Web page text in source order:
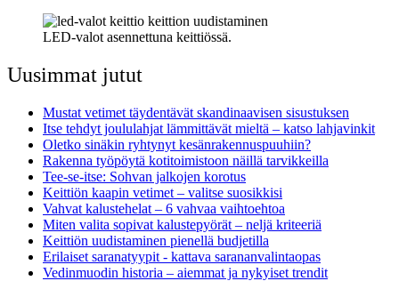
LED-valot asennettuna keittiössä.
Uusimmat jutut
Mustat vetimet täydentävät skandinaavisen sisustuksen
Itse tehdyt joululahjat lämmittävät mieltä – katso lahjavinkit
Oletko sinäkin ryhtynyt kesänrakennuspuuhiin?
Rakenna työpöytä kotitoimistoon näillä tarvikkeilla
Tee-se-itse: Sohvan jalkojen korotus
Keittiön kaapin vetimet – valitse suosikkisi
Vahvat kalustehelat – 6 vahvaa vaihtoehtoa
Miten valita sopivat kalustepyörät – neljä kriteeriä
Keittiön uudistaminen pienellä budjetilla
Erilaiset saranatyypit - kattava sarananvalintaopas
Vedinmuodin historia – aiemmat ja nykyiset trendit